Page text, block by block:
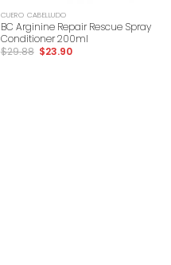
CUERO CABELLUDO
BC Arginine Repair Rescue Spray
Conditioner 200ml
$29.88 $23.90